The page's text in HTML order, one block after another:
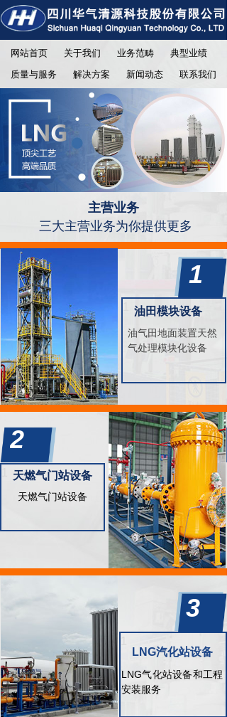
网站首页 关于我们 业务范畴
典型业绩
质量与服务
解决方案 新闻动态 联系我们
主营业务
三大主营业务为你提供更多
1
1
P
油田模块设备
油气田地面装置天然
气处理模块化设备
1
2
天燃气门站设备
天燃气门站设备
1
3
LNG汽化站设备
LNG气化站设备和工程
安装服务